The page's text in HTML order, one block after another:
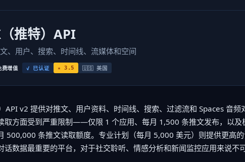
推特）API
、用户、搜索、时间线、流媒体和空间
费增值 ✓ 已认证 ★ 3.5 🇺🇸 美国
API v2 提供对推文、用户资料、时间线、搜索、过滤流和 Spaces 音
取方面受到严重限制——仅限 1 个应用、每月 1,500 条推文发布，以及
500,000 条推文读取额度。专业计划（每月 5,000 美元）则提供更高
话数据最重要的平台，对于社交聆听、情感分析和新闻监控应用来说不可